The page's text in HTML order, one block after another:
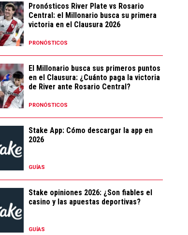
Pronósticos River Plate vs Rosario
Central: el Millonario busca su primera
victoria en el Clausura 2026
PRONÓSTICOS
El Millonario busca sus primeros puntos
en el Clausura: ¿Cuánto paga la victoria
de River ante Rosario Central?
PRONÓSTICOS
Stake App: Cómo descargar la app en
2026
GUÍAS
Stake opiniones 2026: ¿Son fiables el
casino y las apuestas deportivas?
GUÍAS